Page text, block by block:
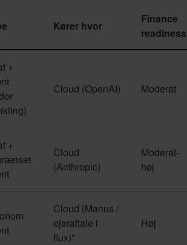
Kører hvor
Finance
readiness
+
Cloud (OpenAI) Moderat
+
Cloud
(Anthropic)
Moderat-
høj
Cloud (Manus /
ejeraftale i
flux)*
Høj